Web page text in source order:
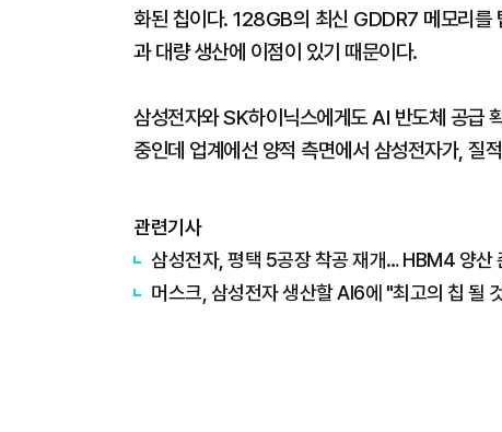
화된 칩이다. 128GB의 최신 GDDR7 메모리를
과 대량 생산에 이점이 있기 때문이다.
삼성전자와 SK하이닉스에게도 AI 반도체 공급
중인데 업계에선 양적 측면에서 삼성전자가, 질
관련기사
삼성전자, 평택 5공장 착공 재개… HBM4 양산
머스크, 삼성전자 생산할 AI6에 "최고의 칩 될